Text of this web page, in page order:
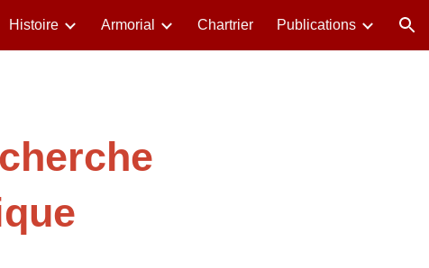
Histoire Armorial Chartrier Publications